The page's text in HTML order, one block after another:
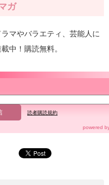
ガ
マやバラエティ、芸能人に
中！購読無料。
読者購読規約
powered